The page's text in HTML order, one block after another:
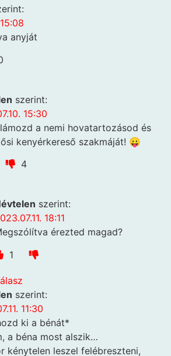
anyját
szerint:
15:30
a nemi hovatartozásod és
kenyérkereső szakmáját! 😛
4
szerint:
18:11
érezted magad?
1
szerint:
11:30
ki a bénát*
a béna most alszik…
kénytelen leszel felébreszteni,